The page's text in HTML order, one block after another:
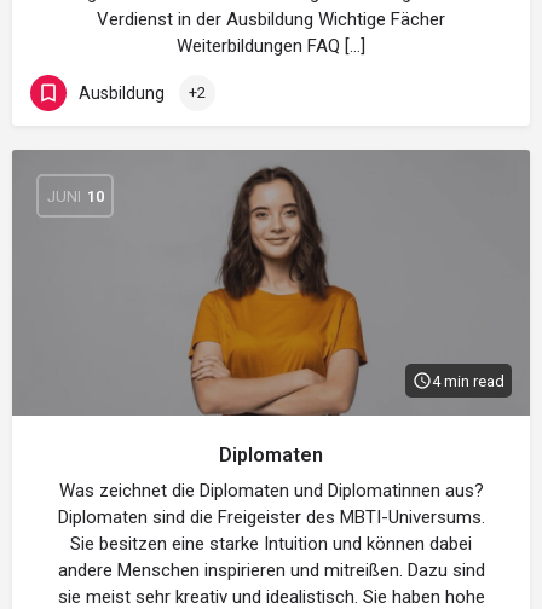
Verdienst in der Ausbildung Wichtige Fächer
Weiterbildungen FAQ […]
Ausbildung +2
JUNI 10
4 min read
Diplomaten
Was zeichnet die Diplomaten und Diplomatinnen aus?
Diplomaten sind die Freigeister des MBTI-Universums.
Sie besitzen eine starke Intuition und können dabei
andere Menschen inspirieren und mitreißen. Dazu sind
sie meist sehr kreativ und idealistisch. Sie haben hohe